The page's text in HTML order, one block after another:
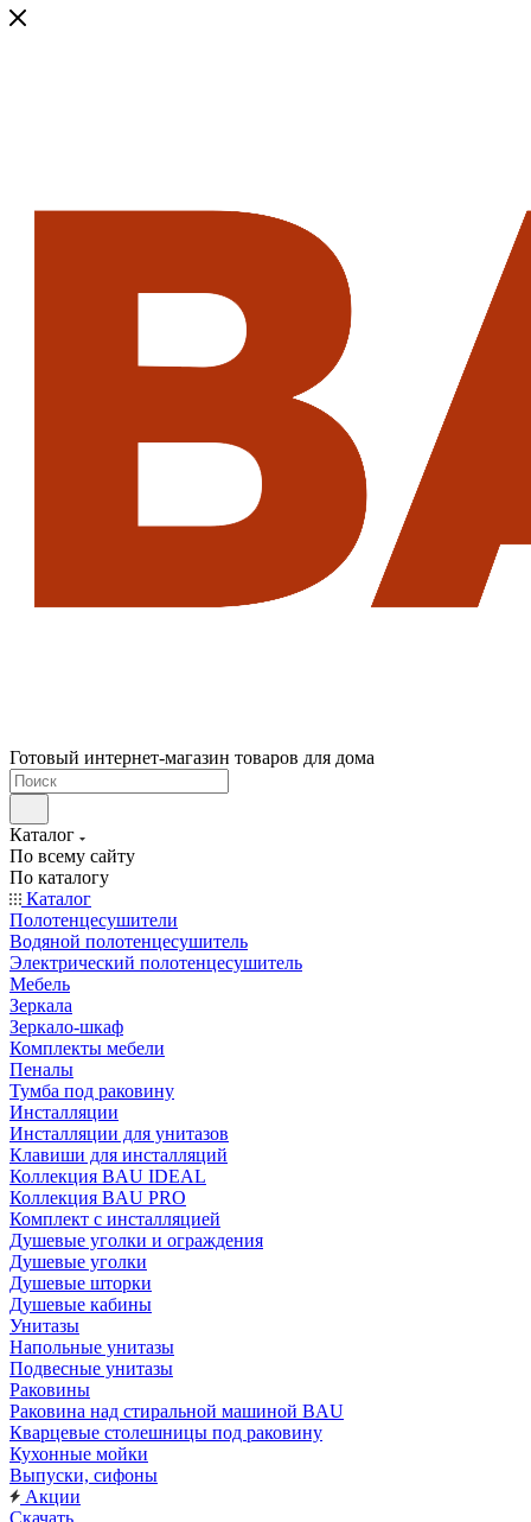
Готовый интернет-магазин товаров для дома
Каталог
По всему сайту
По каталогу
Каталог
Полотенцесушители
Водяной полотенцесушитель
Электрический полотенцесушитель
Мебель
Зеркала
Зеркало-шкаф
Комплекты мебели
Пеналы
Тумба под раковину
Инсталляции
Инсталляции для унитазов
Клавиши для инсталляций
Коллекция BAU IDEAL
Коллекция BAU PRO
Комплект с инсталляцией
Душевые уголки и ограждения
Душевые уголки
Душевые шторки
Душевые кабины
Унитазы
Напольные унитазы
Подвесные унитазы
Раковины
Раковина над стиральной машиной BAU
Кварцевые столешницы под раковину
Кухонные мойки
Выпуски, сифоны
Акции
Скачать